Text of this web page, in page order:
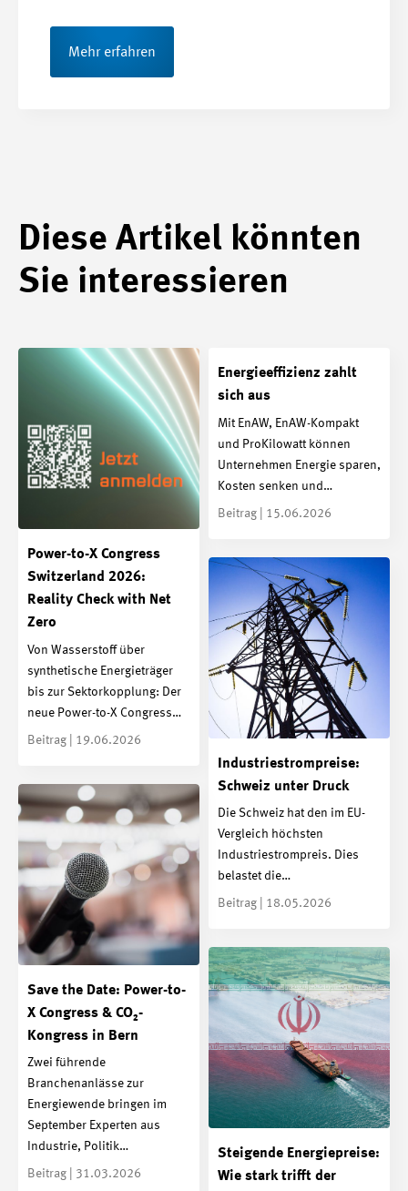
Mehr erfahren
Diese Artikel könnten
Sie interessieren
Power-to-X Congress
Switzerland 2026:
Reality Check with Net
Zero
Von Wasserstoff über
synthetische Energieträger
bis zur Sektorkopplung: Der
neue Power-to-X Congress…
Beitrag | 19.06.2026
Energieeffizienz zahlt
sich aus
Mit EnAW, EnAW-Kompakt
und ProKilowatt können
Unternehmen Energie sparen,
Kosten senken und…
Beitrag | 15.06.2026
Industriestrompreise:
Schweiz unter Druck
Die Schweiz hat den im EU-
Vergleich höchsten
Industriestrompreis. Dies
belastet die…
Beitrag | 18.05.2026
Save the Date: Power-to-
X Congress & CO₂-
Kongress in Bern
Zwei führende
Branchenanlässe zur
Energiewende bringen im
September Experten aus
Industrie, Politik…
Beitrag | 31.03.2026
Steigende Energiepreise:
Wie stark trifft der